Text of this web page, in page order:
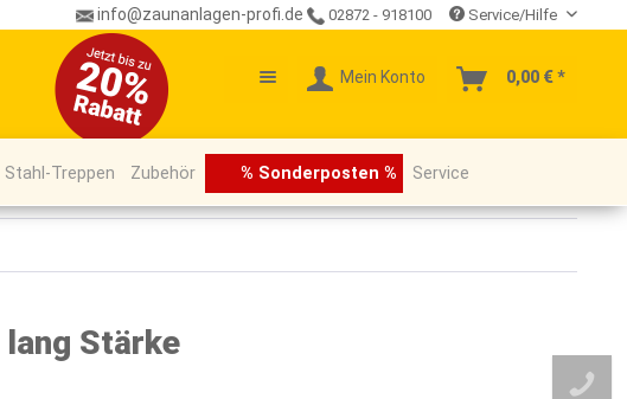
info@zaunanlagen-profi.de 02872 - 918100 Service/Hilfe
Mein Konto 0,00 € *
Stahl-Treppen Zubehör % Sonderposten % Service
Stärke